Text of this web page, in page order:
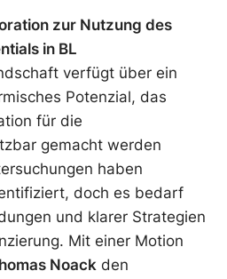
zur Nutzung des
in BL
verfügt über ein
Potenzial, das
für die
gemacht werden
haben
doch es bedarf
und klarer Strategien
Mit einer Motion
Noack den